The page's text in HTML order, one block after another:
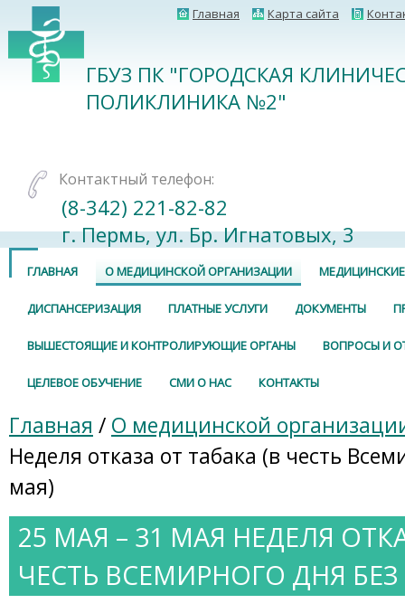
Главная Карта сайта
ГБУЗ ПК "ГОРОДСКАЯ
ПОЛИКЛИНИКА №2"
Контактный телефон:
(8-342) 221-82-82
г. Пермь, ул. Бр. Игнатовых, 3
ГЛАВНАЯ О МЕДИЦИНСКОЙ ОРГАНИЗАЦИИ
ДИСПАНСЕРИЗАЦИЯ ПЛАТНЫЕ УСЛУГИ ДОКУМЕНТЫ
ВЫШЕСТОЯЩИЕ И КОНТРОЛИРУЮЩИЕ ОРГАНЫ ВОПРОСЫ И
ЦЕЛЕВОЕ ОБУЧЕНИЕ СМИ О НАС КОНТАКТЫ
Главная / О медицинской
Неделя отказа от табака (в честь
мая)
25 МАЯ – 31 МАЯ НЕДЕЛЯ
ЧЕСТЬ ВСЕМИРНОГО ДНЯ БЕЗ